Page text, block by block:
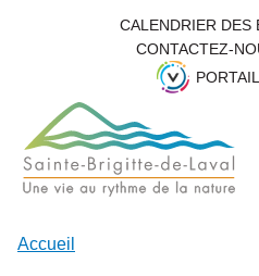
CALENDRIER DES
CONTACTEZ-
Accueil